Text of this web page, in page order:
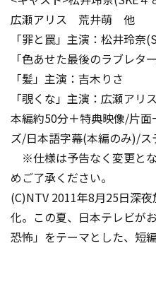
広瀬アリス 荒井萌 他
「罪と罠」主演：松井玲奈
「色あせた最後のラブレタ
「髪」主演：吉木りさ
「覗くな」主演：広瀬ア
本編約50分＋特典映像/片面
ズ/日本語字幕(本編のみ)/
※仕様は予告なく変更と
めご了承ください。
(C)NTV 2011年8月25日深
化。この夏、日本テレビが
恐怖」をテーマとした、短